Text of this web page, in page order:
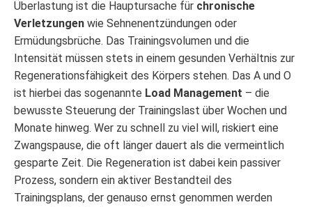
Überlastung ist die Hauptursache für chronische
Verletzungen wie Sehnenentzündungen oder
Ermüdungsbrüche. Das Trainingsvolumen und die
Intensität müssen stets in einem gesunden Verhältnis zur
Regenerationsfähigkeit des Körpers stehen. Das A und O
ist hierbei das sogenannte Load Management – die
bewusste Steuerung der Trainingslast über Wochen und
Monate hinweg. Wer zu schnell zu viel will, riskiert eine
Zwangspause, die oft länger dauert als die vermeintlich
gesparte Zeit. Die Regeneration ist dabei kein passiver
Prozess, sondern ein aktiver Bestandteil des
Trainingsplans, der genauso ernst genommen werden